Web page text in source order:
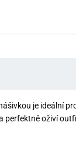
je ideální
perfektně oživí